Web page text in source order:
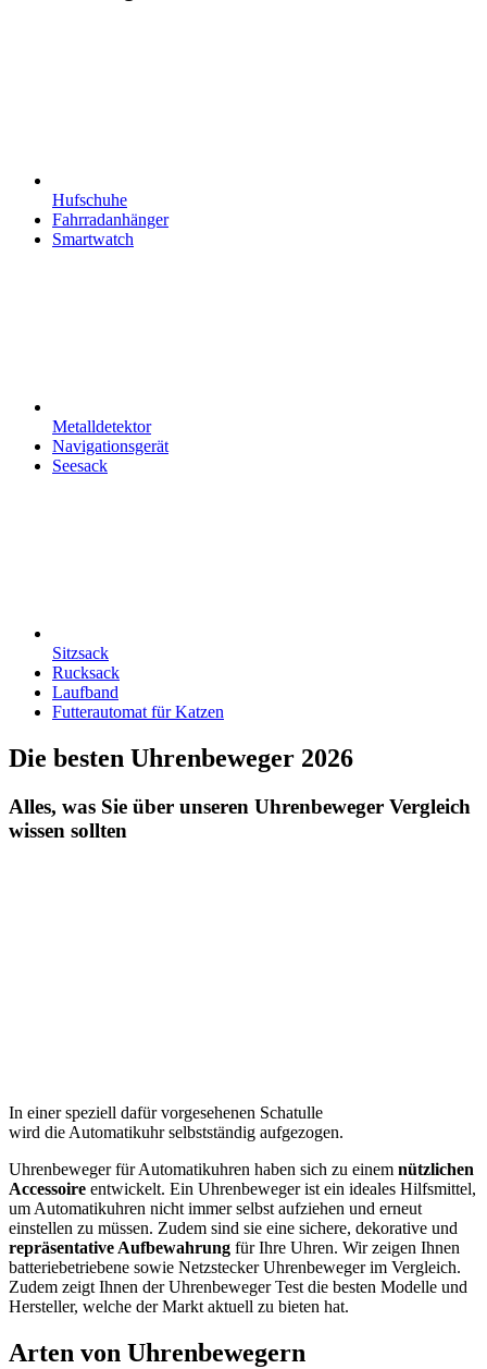
Hufschuhe
Fahrradanhänger
Smartwatch
Metalldetektor
Navigationsgerät
Seesack
Sitzsack
Rucksack
Laufband
Futterautomat für Katzen
Die besten Uhrenbeweger 2026
Alles, was Sie über unseren Uhrenbeweger Vergleich
wissen sollten
In einer speziell dafür vorgesehenen Schatulle
wird die Automatikuhr selbstständig aufgezogen.
Uhrenbeweger für Automatikuhren haben sich zu einem nützlichen
Accessoire entwickelt. Ein Uhrenbeweger ist ein ideales Hilfsmittel,
um Automatikuhren nicht immer selbst aufziehen und erneut
einstellen zu müssen. Zudem sind sie eine sichere, dekorative und
repräsentative Aufbewahrung für Ihre Uhren. Wir zeigen Ihnen
batteriebetriebene sowie Netzstecker Uhrenbeweger im Vergleich.
Zudem zeigt Ihnen der Uhrenbeweger Test die besten Modelle und
Hersteller, welche der Markt aktuell zu bieten hat.
Arten von Uhrenbewegern